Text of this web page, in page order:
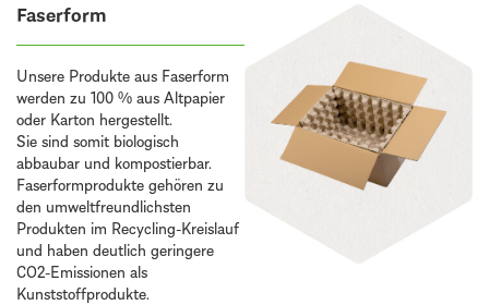
Faserform
Unsere Produkte aus Faserform
werden zu 100 % aus Altpapier
oder Karton hergestellt.
Sie sind somit biologisch
abbaubar und kompostierbar.
Faserformprodukte gehören zu
den umweltfreundlichsten
Produkten im Recycling-Kreislauf
und haben deutlich geringere
CO2-Emissionen als
Kunststoffprodukte.